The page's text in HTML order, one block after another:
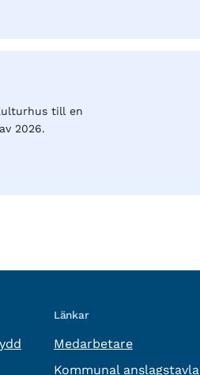
till en
2026.
Länkar
Medarbetare
Kommunal anslagstavla